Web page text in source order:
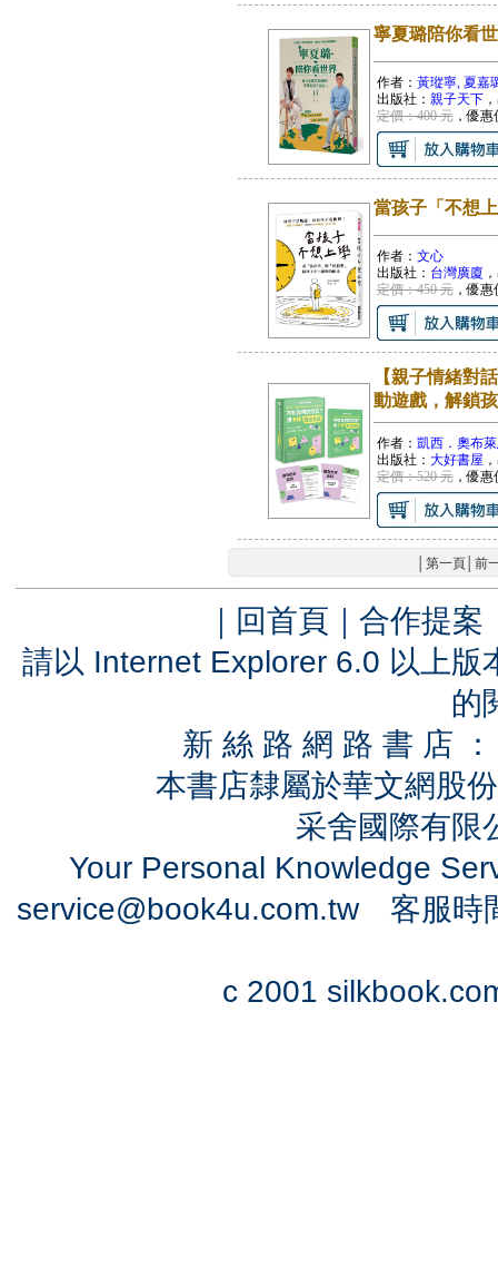
寧夏璐陪你看
作者： 黃瑽寧, 夏嘉
出版社： 親子天下
定價：400 元，優惠
當孩子「不想
作者： 文心
出版社： 台灣廣廈
定價：450 元，優惠
【親子情緒對
動遊戲，解鎖
作者： 凱西．奧布
出版社： 大好書屋
定價：520 元，優惠
第一頁│ 前
｜ 回首頁 ｜ 合作提案
請以 Internet Explorer 6.0 以上
的
新 絲 路 網 路 書 店
本書店隸屬於華文網股
采舍國際有
Your Personal Knowledge
service@book4u.com.tw客服時
c 2001